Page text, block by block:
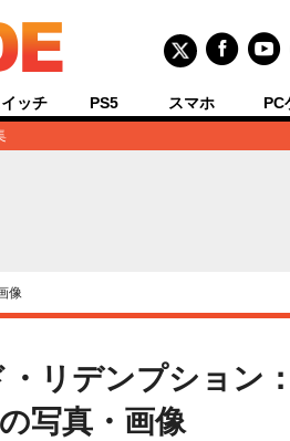
ッチ PS5 スマホ PC
像
・リデンプショ
写真・画像